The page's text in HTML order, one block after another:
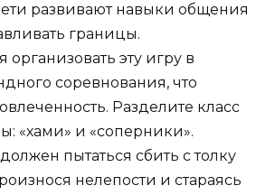
развивают навыки общения
границы.
организовать эту игру в
соревнования, что
Разделите класс
«хами» и «соперники».
пытаться сбить с толку
нелепости и стараясь